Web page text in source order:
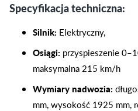
Specyfikacja techniczna:
Silnik: Elektryczny,
Osiągi: przyspieszenie
maksymalna 215 km/h
Wymiary nadwozia:
mm, wysokość 1925 mm,